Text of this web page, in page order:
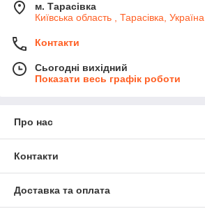
м. Тарасівка
Київська область , Тарасівка, Україна
Контакти
Сьогодні вихідний
Показати весь графік роботи
Про нас
Контакти
Доставка та оплата